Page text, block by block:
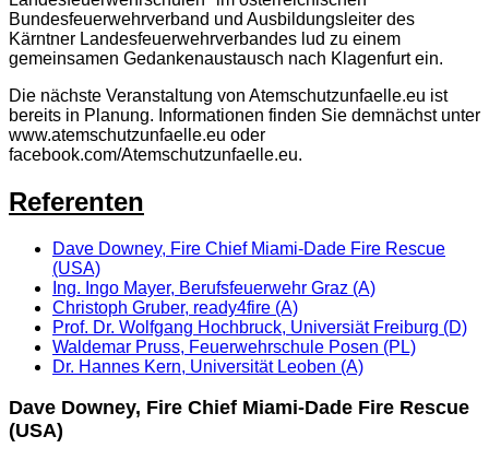
Bundesfeuerwehrverband und Ausbildungsleiter des
Kärntner Landesfeuerwehrverbandes lud zu einem
gemeinsamen Gedankenaustausch nach Klagenfurt ein.
Die nächste Veranstaltung von Atemschutzunfaelle.eu ist
bereits in Planung. Informationen finden Sie demnächst unter
www.atemschutzunfaelle.eu oder
facebook.com/Atemschutzunfaelle.eu.
Referenten
Dave Downey, Fire Chief Miami-Dade Fire Rescue
(USA)
Ing. Ingo Mayer, Berufsfeuerwehr Graz (A)
Christoph Gruber, ready4fire (A)
Prof. Dr. Wolfgang Hochbruck, Universiät Freiburg (D)
Waldemar Pruss, Feuerwehrschule Posen (PL)
Dr. Hannes Kern, Universität Leoben (A)
Dave Downey, Fire Chief Miami-Dade Fire Rescue
(USA)